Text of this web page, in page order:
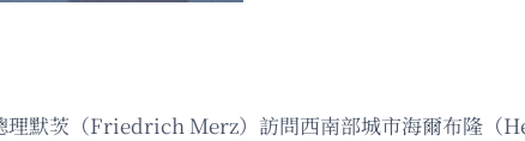
理默茨（Friedrich Merz）訪問西南部城市海爾布隆（